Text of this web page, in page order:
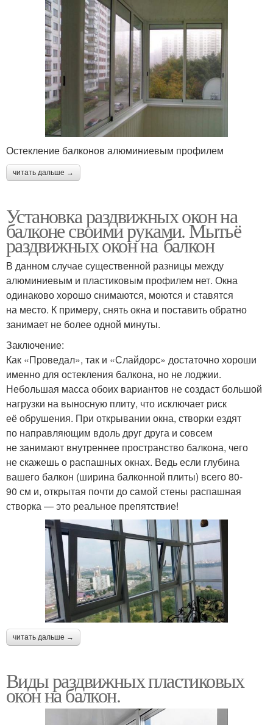
Остекление балконов алюминиевым профилем
читать дальше →
Установка раздвижных окон на
балконе своими руками. Мытьё
раздвижных окон на балкон
В данном случае существенной разницы между
алюминиевым и пластиковым профилем нет. Окна
одинаково хорошо снимаются, моются и ставятся
на место. К примеру, снять окна и поставить обратно
занимает не более одной минуты.
Заключение:
Как «Проведал», так и «Слайдорс» достаточно хороши
именно для остекления балкона, но не лоджии.
Небольшая масса обоих вариантов не создаст большой
нагрузки на выносную плиту, что исключает риск
её обрушения. При открывании окна, створки ездят
по направляющим вдоль друг друга и совсем
не занимают внутреннее пространство балкона, чего
не скажешь о распашных окнах. Ведь если глубина
вашего балкон (ширина балконной плиты) всего 80-
90 см и, открытая почти до самой стены распашная
створка — это реальное препятствие!
читать дальше →
Виды раздвижных пластиковых
окон на балкон.